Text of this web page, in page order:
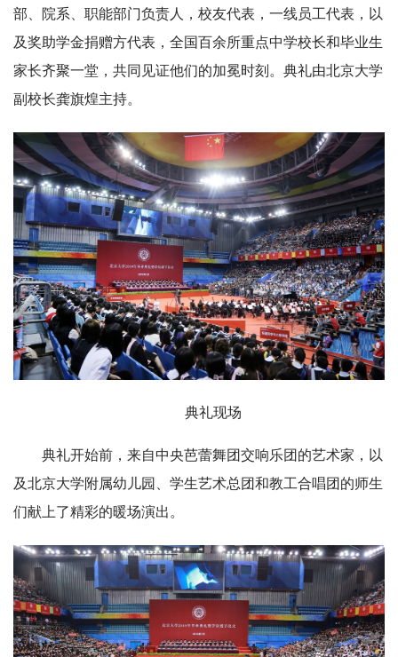
部、院系、职能部门负责人，校友代表，一线员工代表，以
及奖助学金捐赠方代表，全国百余所重点中学校长和毕业生
家长齐聚一堂，共同见证他们的加冕时刻。典礼由北京大学
副校长龚旗煌主持。
典礼现场
典礼开始前，来自中央芭蕾舞团交响乐团的艺术家，以
及北京大学附属幼儿园、学生艺术总团和教工合唱团的师生
们献上了精彩的暖场演出。